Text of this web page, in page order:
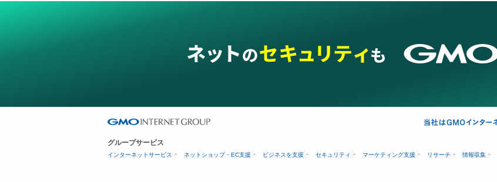
グループサービス
インターネットサービス ネットショップ・EC支援 ビジネスを支援 セキュリティ マーケティング支援 リサーチ 情報収集